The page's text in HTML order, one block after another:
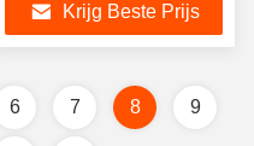
Krijg Beste Prijs
6 7 8 9